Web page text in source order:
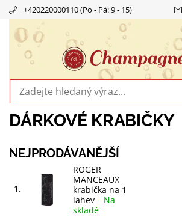
+420220000110 (Po - Pá: 9 - 15)
DÁRKOVÉ KRABIČKY
NEJPRODÁVANĚJŠÍ
1.
ROGER
MANCEAUX
krabička na 1
lahev – Na
skladě